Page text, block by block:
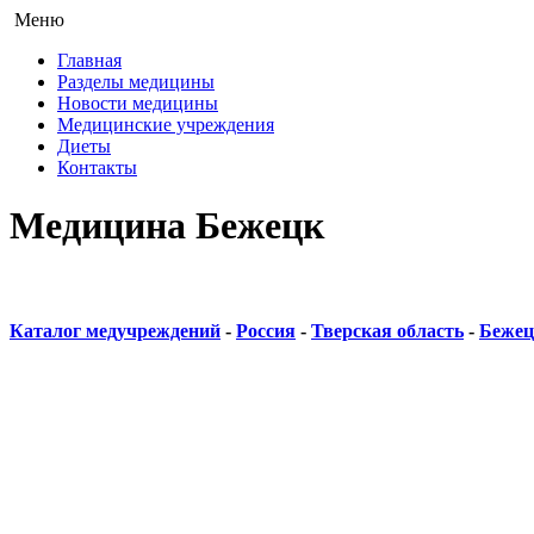
Меню
Главная
Разделы медицины
Новости медицины
Медицинские учреждения
Диеты
Контакты
Медицина Бежецк
Каталог медучреждений - Россия - Тверская область -